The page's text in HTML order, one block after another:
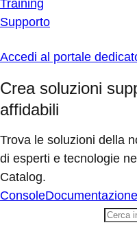
Training
Supporto
Accedi al portale
Crea soluzioni
affidabili
Trova le soluzioni della
di esperti e tecnologie
Catalog.
ConsoleDocumentazione